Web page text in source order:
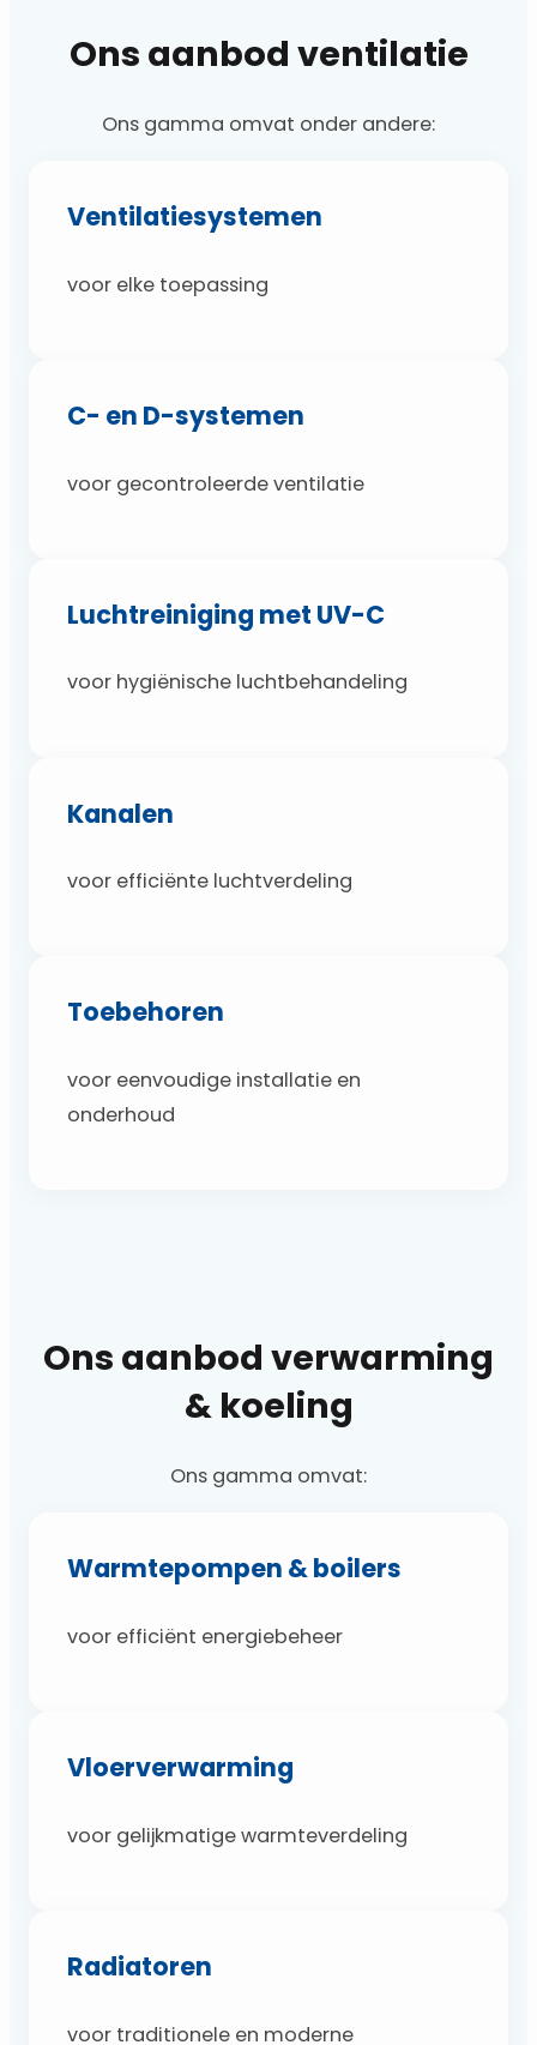
Ons aanbod ventilatie
Ons gamma omvat onder andere:
Ventilatiesystemen
voor elke toepassing
C- en D-systemen
voor gecontroleerde ventilatie
Luchtreiniging met UV-C
voor hygiënische luchtbehandeling
Kanalen
voor efficiënte luchtverdeling
Toebehoren
voor eenvoudige installatie en
onderhoud
Ons aanbod verwarming
& koeling
Ons gamma omvat:
Warmtepompen & boilers
voor efficiënt energiebeheer
Vloerverwarming
voor gelijkmatige warmteverdeling
Radiatoren
voor traditionele en moderne